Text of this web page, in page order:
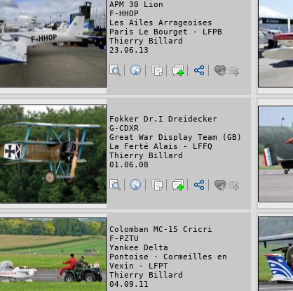
APM 30 Lion
F-HHOP
Les Ailes Arrageoises
Paris Le Bourget - LFPB
Thierry Billard
23.06.13
Fokker Dr.I Dreidecker
G-CDXR
Great War Display Team (GB)
La Ferté Alais - LFFQ
Thierry Billard
01.06.08
Colomban MC-15 Cricri
F-PZTU
Yankee Delta
Pontoise - Cormeilles en
Vexin - LFPT
Thierry Billard
04.09.11